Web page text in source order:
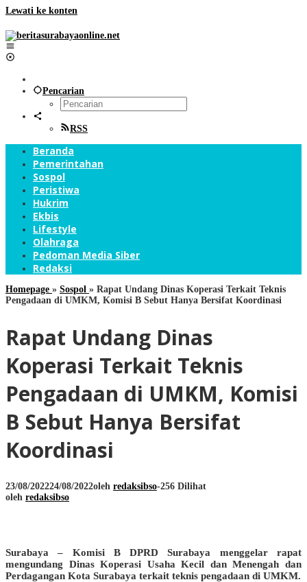
Lewati ke konten
Pencarian
RSS
Beranda
Pemerintahan
Sospol
Peristiwa
Hukrim
Ekbis
Lifestyle
Olahraga
Pedoman Media Siber
Redaksi
Homepage » Sospol » Rapat Undang Dinas Koperasi Terkait Teknis
Pengadaan di UMKM, Komisi B Sebut Hanya Bersifat Koordinasi
Rapat Undang Dinas
Koperasi Terkait Teknis
Pengadaan di UMKM, Komisi
B Sebut Hanya Bersifat
Koordinasi
23/08/202224/08/2022oleh redaksibso-256 Dilihat
oleh redaksibso
Surabaya – Komisi B DPRD Surabaya menggelar rapat
mengundang Dinas Koperasi Usaha Kecil dan Menengah dan
Perdagangan Kota Surabaya terkait teknis pengadaan di UMKM.